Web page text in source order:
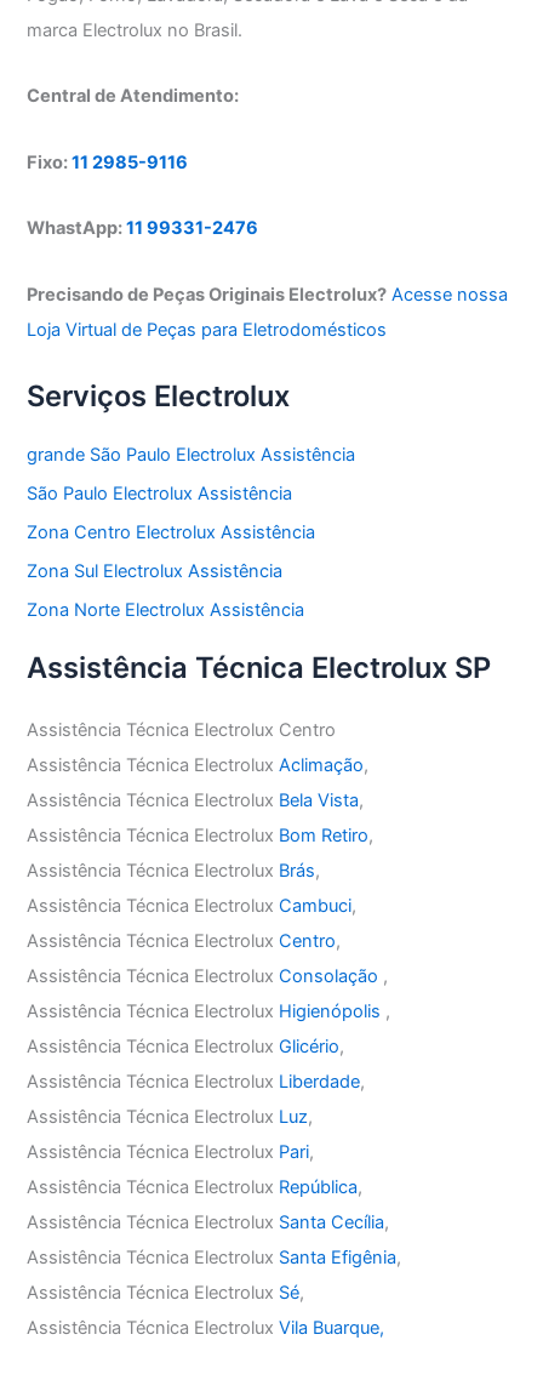
marca Electrolux no Brasil.
Central de Atendimento:
Fixo:11 2985-9116
WhastApp:11 99331-2476
Precisando de Peças Originais Electrolux? Acesse nossa
Loja Virtual de Peças para Eletrodomésticos
Serviços Electrolux
grande São Paulo Electrolux Assistência
São Paulo Electrolux Assistência
Zona Centro Electrolux Assistência
Zona Sul Electrolux Assistência
Zona Norte Electrolux Assistência
Assistência Técnica Electrolux SP
Assistência Técnica Electrolux Centro
Assistência Técnica ElectroluxAclimação,
Assistência Técnica Electrolux Bela Vista,
Assistência Técnica Electrolux Bom Retiro,
Assistência Técnica Electrolux Brás,
Assistência Técnica ElectroluxCambuci,
Assistência Técnica ElectroluxCentro,
Assistência Técnica ElectroluxConsolação ,
Assistência Técnica Electrolux Higienópolis ,
Assistência Técnica ElectroluxGlicério,
Assistência Técnica Electrolux Liberdade,
Assistência Técnica Electrolux Luz,
Assistência Técnica Electrolux Pari,
Assistência Técnica Electrolux República,
Assistência Técnica Electrolux Santa Cecília,
Assistência Técnica Electrolux Santa Efigênia,
Assistência Técnica Electrolux Sé,
Assistência Técnica ElectroluxVila Buarque,